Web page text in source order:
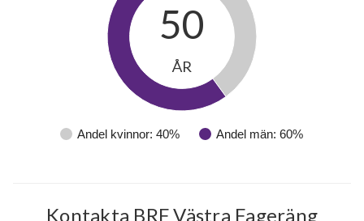
Andel kvinnor: 40% Andel män: 60%
50
ÅR
Kontakta BRF Västra Fageräng